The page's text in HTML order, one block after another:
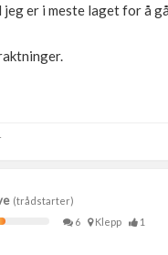
er i meste laget for å
(trådstarter)
6 Klepp 1